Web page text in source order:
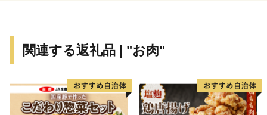
（平日：9時～17時（土日祝除く））
【南小国町ふるさと納税 指定業務委託先】
関連する返礼品 | "お肉"